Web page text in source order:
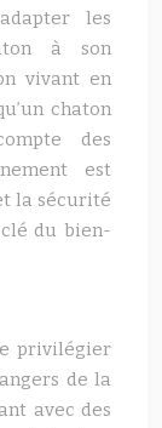
les
à son
vivant en
chaton
des
est
la sécurité
du bien-
privilégier
de la
avec des